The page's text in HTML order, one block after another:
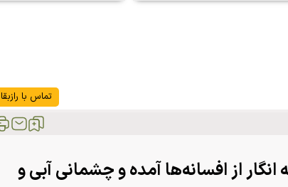
تماس با رازبقا
انگار از افسانه‌ها آمده و چشمانی آبی و